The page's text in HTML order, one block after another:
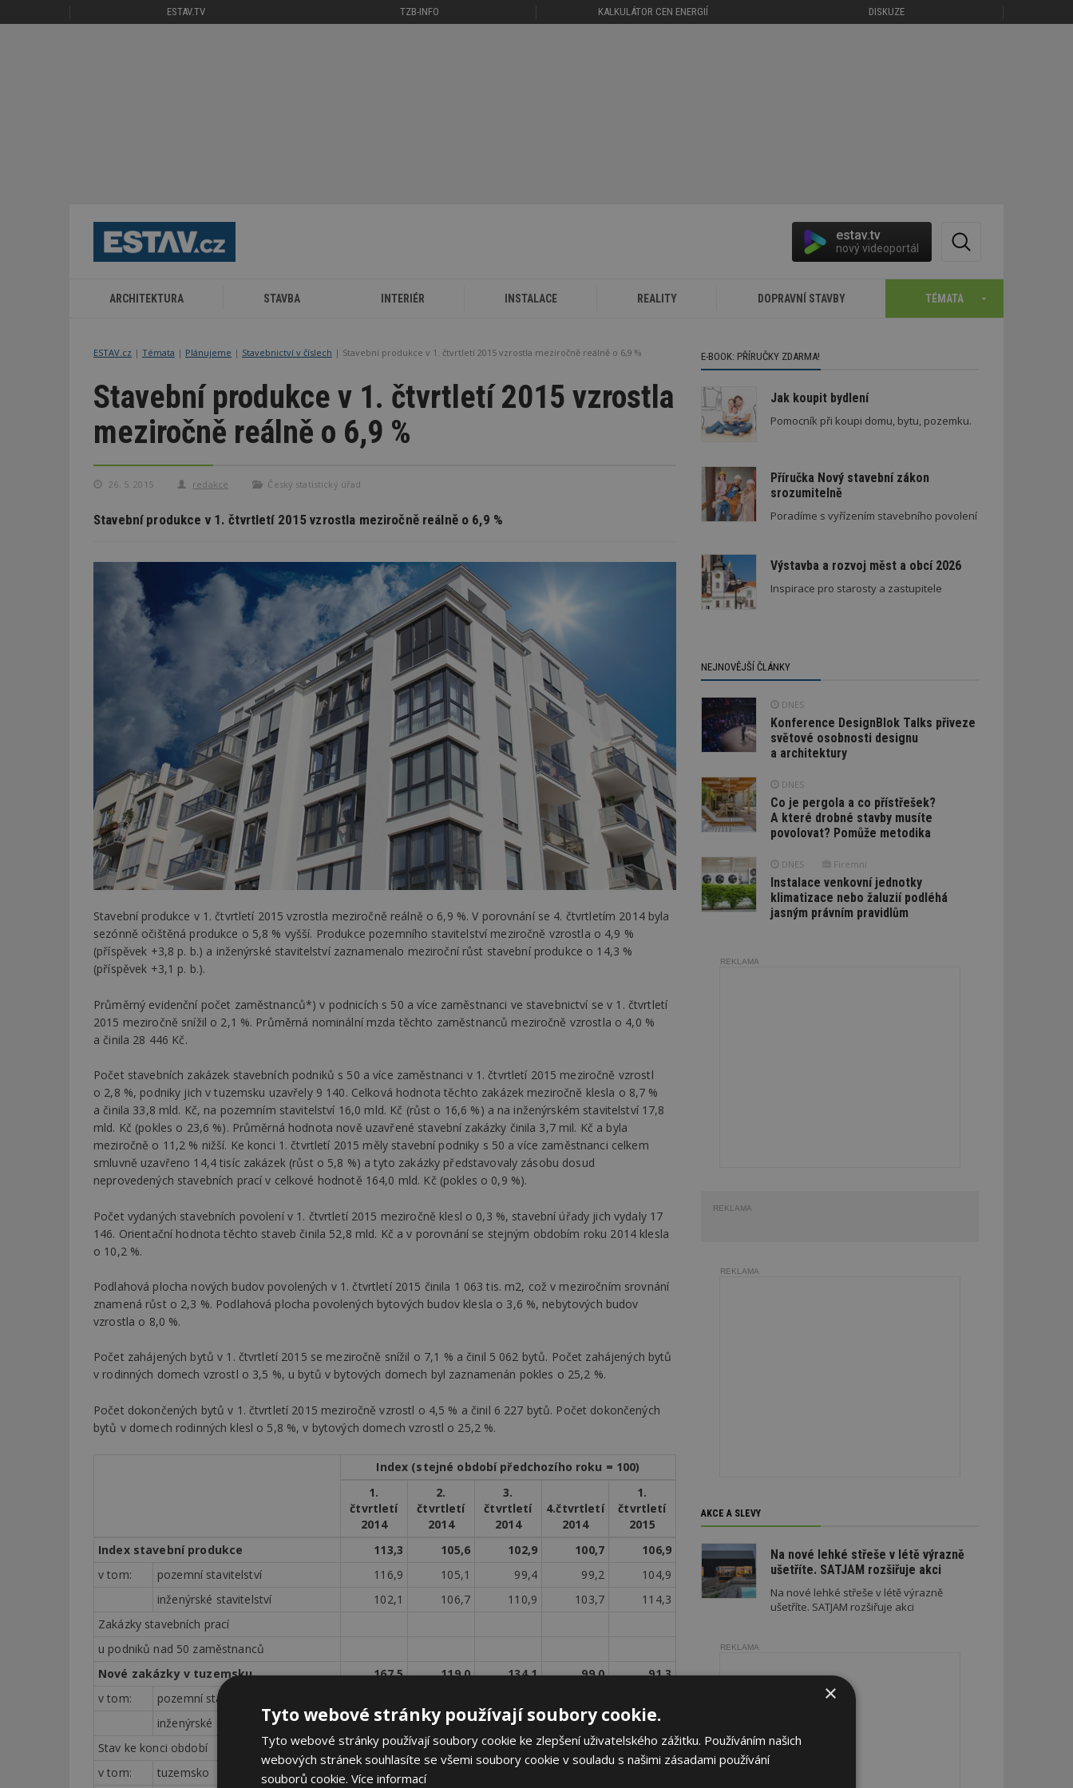
ESTAV.TV TZB-INFO KALKULÁTOR CEN ENERGIÍ DISKUZE
estav.tv
nový videoportál
ARCHITEKTURA STAVBA INTERIÉR INSTALACE REALITY DOPRAVNÍ STAVBY TÉMATA
ESTAV.cz Témata Plánujeme Stavebnictví v číslech Stavební produkce v 1. čtvrtletí 2015 vzrostla meziročně reálně o 6,9 %
Stavební produkce v 1. čtvrtletí 2015 vzrostla
meziročně reálně o 6,9 %
26. 5. 2015 redakce Český statistický úřad
Stavební produkce v 1. čtvrtletí 2015 vzrostla meziročně reálně o 6,9 %
Stavební produkce v 1. čtvrtletí 2015 vzrostla meziročně reálně o 6,9 %. V porovnání se 4. čtvrtletím 2014 byla
sezónně očištěná produkce o 5,8 % vyšší. Produkce pozemního stavitelství meziročně vzrostla o 4,9 %
(příspěvek +3,8 p. b.) a inženýrské stavitelství zaznamenalo meziroční růst stavební produkce o 14,3 %
(příspěvek +3,1 p. b.).
Průměrný evidenční počet zaměstnanců*) v podnicích s 50 a více zaměstnanci ve stavebnictví se v 1. čtvrtletí
2015 meziročně snížil o 2,1 %. Průměrná nominální mzda těchto zaměstnanců meziročně vzrostla o 4,0 %
a činila 28 446 Kč.
Počet stavebních zakázek stavebních podniků s 50 a více zaměstnanci v 1. čtvrtletí 2015 meziročně vzrostl
o 2,8 %, podniky jich v tuzemsku uzavřely 9 140. Celková hodnota těchto zakázek meziročně klesla o 8,7 %
a činila 33,8 mld. Kč, na pozemním stavitelství 16,0 mld. Kč (růst o 16,6 %) a na inženýrském stavitelství 17,8
mld. Kč (pokles o 23,6 %). Průměrná hodnota nově uzavřené stavební zakázky činila 3,7 mil. Kč a byla
meziročně o 11,2 % nižší. Ke konci 1. čtvrtletí 2015 měly stavební podniky s 50 a více zaměstnanci celkem
smluvně uzavřeno 14,4 tisíc zakázek (růst o 5,8 %) a tyto zakázky představovaly zásobu dosud
neprovedených stavebních prací v celkové hodnotě 164,0 mld. Kč (pokles o 0,9 %).
Počet vydaných stavebních povolení v 1. čtvrtletí 2015 meziročně klesl o 0,3 %, stavební úřady jich vydaly 17
146. Orientační hodnota těchto staveb činila 52,8 mld. Kč a v porovnání se stejným obdobím roku 2014 klesla
o 10,2 %.
Podlahová plocha nových budov povolených v 1. čtvrtletí 2015 činila 1 063 tis. m2, což v meziročním srovnání
znamená růst o 2,3 %. Podlahová plocha povolených bytových budov klesla o 3,6 %, nebytových budov
vzrostla o 8,0 %.
Počet zahájených bytů v 1. čtvrtletí 2015 se meziročně snížil o 7,1 % a činil 5 062 bytů. Počet zahájených bytů
v rodinných domech vzrostl o 3,5 %, u bytů v bytových domech byl zaznamenán pokles o 25,2 %.
Počet dokončených bytů v 1. čtvrtletí 2015 meziročně vzrostl o 4,5 % a činil 6 227 bytů. Počet dokončených
bytů v domech rodinných klesl o 5,8 %, v bytových domech vzrostl o 25,2 %.
Index (stejné období předchozího roku = 100)
1.
čtvrtletí
2014
2.
čtvrtletí
2014
3.
čtvrtletí
2014
4.čtvrtletí
2014
1.
čtvrtletí
2015
Index stavební produkce
113,3 105,6 102,9 100,7
106,9
v tom:
pozemní stavitelství 116,9 105,1 99,4 99,2
104,9
inženýrské stavitelství
102,1 106,7 110,9 103,7
114,3
Zakázky stavebních prací
u podniků nad 50 zaměstnanců
Nové zakázky v tuzemsku
167,5 119,0 134,1 99,0
91,3
v tom:
pozemní stavitelství
inženýrské stavitelství
177,9 155,2 149,2 109,2
76,4
Stav ke konci období
124,0 123,9 127,5 115,9
99,1
v tom:
tuzemsko 114,1 118,4
E-BOOK: PŘÍRUČKY ZDARMA!
Jak koupit bydlení
Pomocník při koupi domu, bytu, pozemku.
Příručka Nový stavební zákon
srozumitelně
Poradíme s vyřízením stavebního povolení
Výstavba a rozvoj měst a obcí 2026
Inspirace pro starosty a zastupitele
NEJNOVĚJŠÍ ČLÁNKY
DNES
Konference DesignBlok Talks přiveze
světové osobnosti designu
a architektury
DNES
Co je pergola a co přístřešek?
A které drobné stavby musíte
povolovat? Pomůže metodika
DNES Firemní
Instalace venkovní jednotky
klimatizace nebo žaluzií podléhá
jasným právním pravidlům
REKLAMA
REKLAMA
REKLAMA
AKCE A SLEVY
Na nové lehké střeše v létě výrazně
ušetříte. SATJAM rozšiřuje akci
Na nové lehké střeše v létě výrazně
ušetříte. SATJAM rozšiřuje akci
REKLAMA
×
Tyto webové stránky používají soubory cookie.
Tyto webové stránky používají soubory cookie ke zlepšení uživatelského zážitku. Používáním našich
webových stránek souhlasíte se všemi soubory cookie v souladu s našimi zásadami používání
souborů cookie. Více informací